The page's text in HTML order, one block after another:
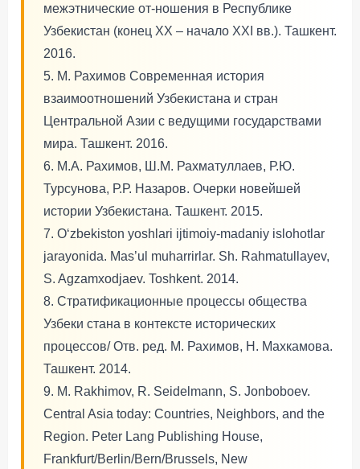
межэтнические от-ношения в Республике
Узбекистан (конец ХХ – начало ХХI вв.). Ташкент.
2016.
5. М. Рахимов Современная история
взаимоотношений Узбекистана и стран
Центральной Азии с ведущими государствами
мира. Ташкент. 2016.
6. М.А. Рахимов, Ш.М. Рахматуллаев, Р.Ю.
Турсунова, Р.Р. Назаров. Очерки новейшей
истории Узбекистана. Ташкент. 2015.
7. O‘zbekiston yoshlari ijtimoiy-madaniy islohotlar
jarayonida. Mas’ul muharrirlar. Sh. Rahmatullayev,
S. Agzamxodjaev. Toshkent. 2014.
8. Стратификационные процессы общества
Узбеки стана в контексте исторических
процессов/ Отв. ред. М. Рахимов, Н. Махкамова.
Ташкент. 2014.
9. M. Rakhimov, R. Seidelmann, S. Jonboboev.
Central Asia today: Countries, Neighbors, and the
Region. Peter Lang Publishing House,
Frankfurt/Berlin/Bern/Brussels, New